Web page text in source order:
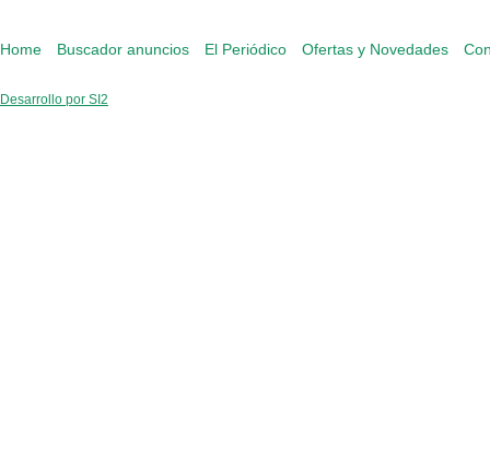
Home Buscador anuncios El Periódico Ofertas y Novedades
Desarrollo por SI2